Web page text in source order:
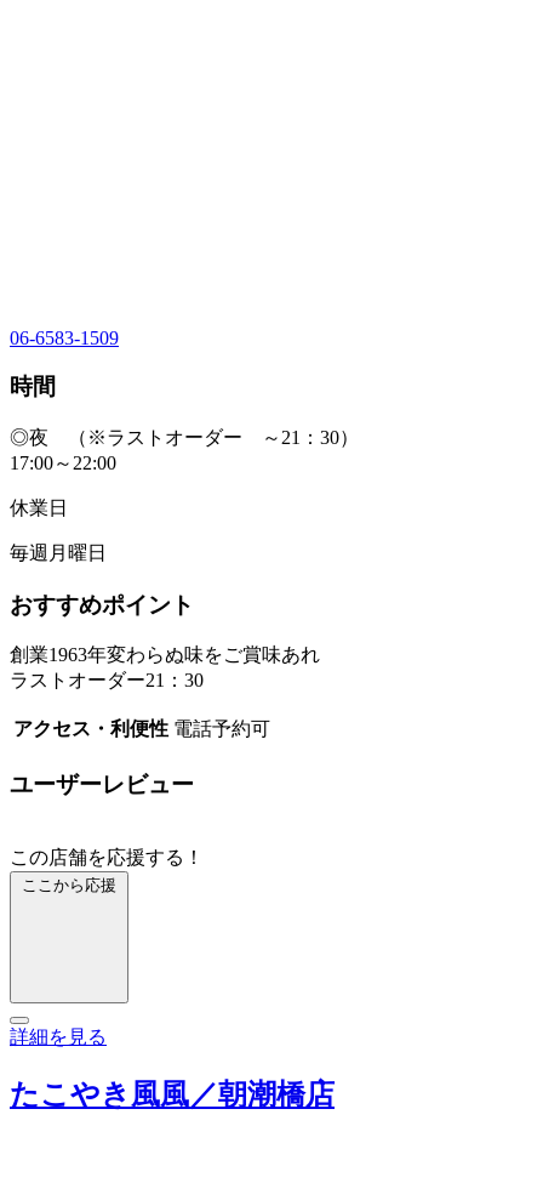
06-6583-1509
時間
◎夜 （※ラストオーダー ～21：30）
17:00～22:00
休業日
毎週月曜日
おすすめポイント
創業1963年変わらぬ味をご賞味あれ
ラストオーダー21：30
アクセス・利便性 電話予約可
ユーザーレビュー
この店舗を応援する！
ここから応援
詳細を見る
たこやき風風／朝潮橋店